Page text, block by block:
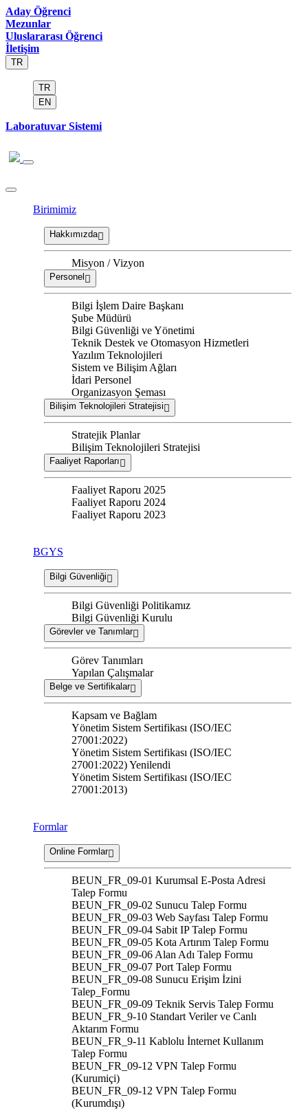
Aday Öğrenci
Mezunlar
Uluslararası Öğrenci
İletişim
TR
TR
EN
Laboratuvar Sistemi
Birimimiz
Hakkımızda
Misyon / Vizyon
Personel
Bilgi İşlem Daire Başkanı
Şube Müdürü
Bilgi Güvenliği ve Yönetimi
Teknik Destek ve Otomasyon Hizmetleri
Yazılım Teknolojileri
Sistem ve Bilişim Ağları
İdari Personel
Organizasyon Şeması
Bilişim Teknolojileri Stratejisi
Stratejik Planlar
Bilişim Teknolojileri Stratejisi
Faaliyet Raporları
Faaliyet Raporu 2025
Faaliyet Raporu 2024
Faaliyet Raporu 2023
BGYS
Bilgi Güvenliği
Bilgi Güvenliği Politikamız
Bilgi Güvenliği Kurulu
Görevler ve Tanımlar
Görev Tanımları
Yapılan Çalışmalar
Belge ve Sertifikalar
Kapsam ve Bağlam
Yönetim Sistem Sertifikası (ISO/IEC
27001:2022)
Yönetim Sistem Sertifikası (ISO/IEC
27001:2022) Yenilendi
Yönetim Sistem Sertifikası (ISO/IEC
27001:2013)
Formlar
Online Formlar
BEUN_FR_09-01 Kurumsal E-Posta Adresi
Talep Formu
BEUN_FR_09-02 Sunucu Talep Formu
BEUN_FR_09-03 Web Sayfası Talep Formu
BEUN_FR_09-04 Sabit IP Talep Formu
BEUN_FR_09-05 Kota Artırım Talep Formu
BEUN_FR_09-06 Alan Adı Talep Formu
BEUN_FR_09-07 Port Talep Formu
BEUN_FR_09-08 Sunucu Erişim İzini
Talep_Formu
BEUN_FR_09-09 Teknik Servis Talep Formu
BEUN_FR_9-10 Standart Veriler ve Canlı
Aktarım Formu
BEUN_FR_9-11 Kablolu İnternet Kullanım
Talep Formu
BEUN_FR_09-12 VPN Talep Formu
(Kurumiçi)
BEUN_FR_09-12 VPN Talep Formu
(Kurumdışı)